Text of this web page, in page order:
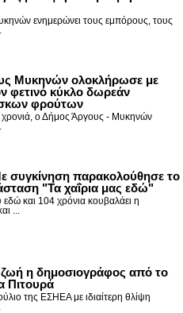
ενημερώνει τους εμπόρους, τους
Μυκηνών ολοκλήρωσε με
φετινό κύκλο δωρεάν
φρούτων
χρονιά, ο Δήμος Άργους - Μυκηνών
συγκίνηση παρακολούθησε το
"Τα χαΐρια μας εδώ"
και 104 χρόνια κουβαλάει η
...
η δημοσιογράφος από το
Πιτουρά
της ΕΣΗΕΑ με ιδιαίτερη θλίψη